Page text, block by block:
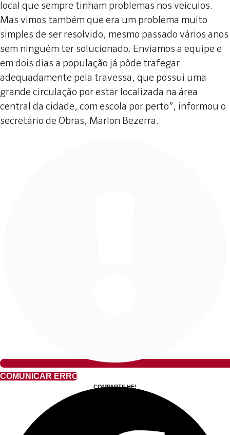
local que sempre tinham problemas nos veículos.
Mas vimos também que era um problema muito
simples de ser resolvido, mesmo passado vários anos
sem ninguém ter solucionado. Enviamos a equipe e
em dois dias a população já pôde trafegar
adequadamente pela travessa, que possui uma
grande circulação por estar localizada na área
central da cidade, com escola por perto”, informou o
secretário de Obras, Marlon Bezerra.
COMUNICAR ERRO
COMPARTILHE!